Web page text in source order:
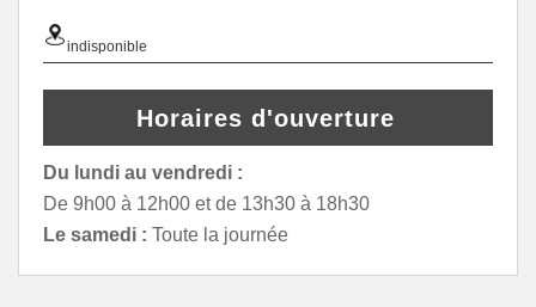
indisponible
Horaires d'ouverture
Du lundi au vendredi :
De 9h00 à 12h00 et de 13h30 à 18h30
Le samedi : Toute la journée